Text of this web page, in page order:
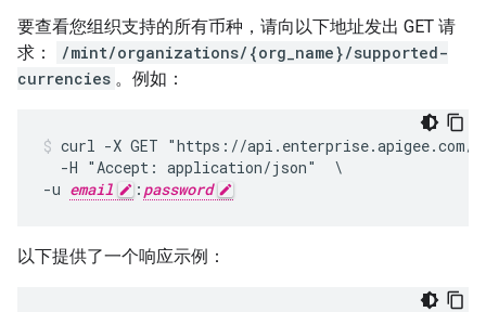
要查看您组织支持的所有币种，请向以下地址发出 GET 请
求：
/mint/organizations/{org_name}/supported-
currencies 。例如：
curl -X GET "https://api.enterprise.apigee.com/
  -H "Accept: application/json"  \
-u email : password
以下提供了一个响应示例：